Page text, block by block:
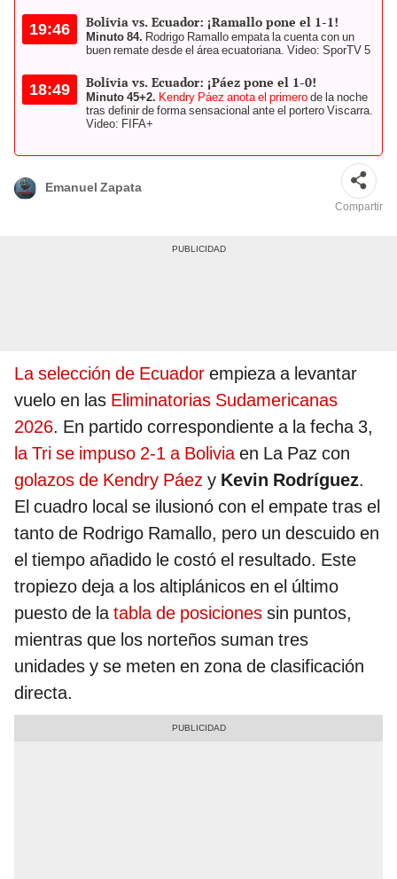
19:46 Bolivia vs. Ecuador: ¡Ramallo pone el 1-1!
Minuto 84. Rodrigo Ramallo empata la cuenta con un
buen remate desde el área ecuatoriana. Video: SporTV 5
18:49 Bolivia vs. Ecuador: ¡Páez pone el 1-0!
Minuto 45+2. Kendry Páez anota el primero de la noche
tras definir de forma sensacional ante el portero Viscarra.
Video: FIFA+
Emanuel Zapata
Compartir
La selección de Ecuador empieza a levantar
vuelo en las Eliminatorias Sudamericanas
2026. En partido correspondiente a la fecha 3,
la Tri se impuso 2-1 a Boliviaen La Paz con
golazos de Kendry Páez y Kevin Rodríguez.
El cuadro local se ilusionó con el empate tras el
tanto de Rodrigo Ramallo, pero un descuido en
el tiempo añadido le costó el resultado. Este
tropiezo deja a los altiplánicos en el último
puesto de latabla de posiciones sin puntos,
mientras que los norteños suman tres
unidades y se meten en zona de clasificación
directa.